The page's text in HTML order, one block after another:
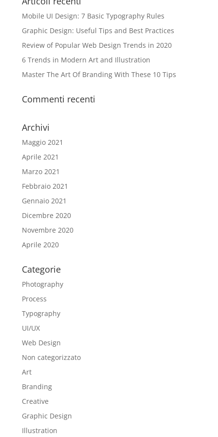
Mobile UI Design: 7 Basic Typography Rules
Graphic Design: Useful Tips and Best Practices
Review of Popular Web Design Trends in 2020
6 Trends in Modern Art and Illustration
Master The Art Of Branding With These 10 Tips
Commenti recenti
Archivi
Maggio 2021
Aprile 2021
Marzo 2021
Febbraio 2021
Gennaio 2021
Dicembre 2020
Novembre 2020
Aprile 2020
Categorie
Photography
Process
Typography
UI/UX
Web Design
Non categorizzato
Art
Branding
Creative
Graphic Design
Illustration